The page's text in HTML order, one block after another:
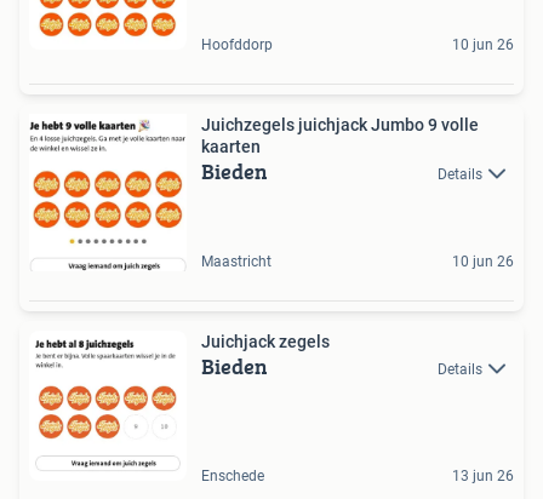
Hoofddorp 10 jun 26
Juichzegels juichjack Jumbo 9 volle
kaarten
Bieden Details
Maastricht 10 jun 26
Juichjack zegels
Bieden Details
Enschede 13 jun 26